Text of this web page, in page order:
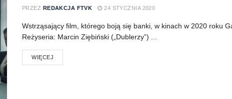
PRZEZ REDAKCJA FTVK 24 STYCZNIA 2020
Wstrząsający film, którego boją się banki, w kinach w 2020 roku
Reżyseria: Marcin Ziębiński („Dublerzy”) ...
WIĘCEJ